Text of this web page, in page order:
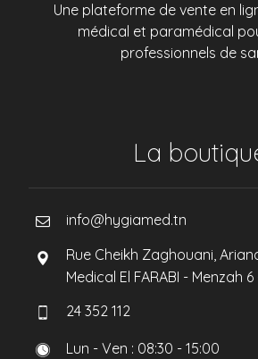
Une plateforme de vente en
médical et paramédical
professionnels de
La
info@hygiamed.tn
Rue Cheikh Zaghouani,
Medical El FARABI - Menzah
24 352 112
Lun - Ven : 08:30 - 15:00